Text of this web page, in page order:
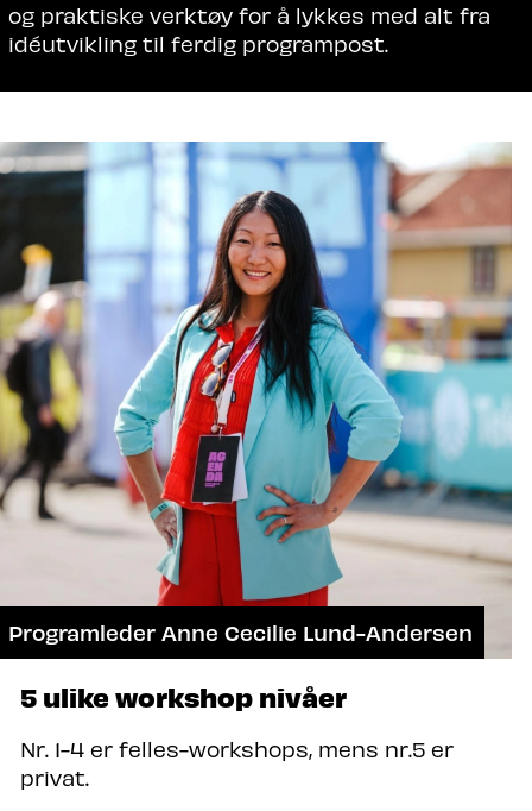
og praktiske verktøy for å lykkes med alt fra
idéutvikling til ferdig programpost.
Programleder Anne Cecilie Lund-Andersen
5 ulike workshop nivåer
Nr. 1-4 er felles-workshops, mens nr.5 er
privat.